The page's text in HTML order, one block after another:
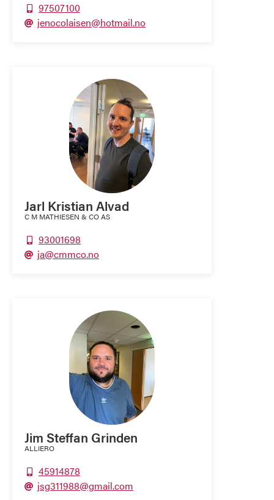
 97507100
 jenocolaisen@hotmail.no
Jarl Kristian Alvad
C M MATHIESEN & CO AS
93001698
 ja@cmmco.no
Jim Steffan Grinden
ALLIERO
45914878
 jsg311988@gmail.com